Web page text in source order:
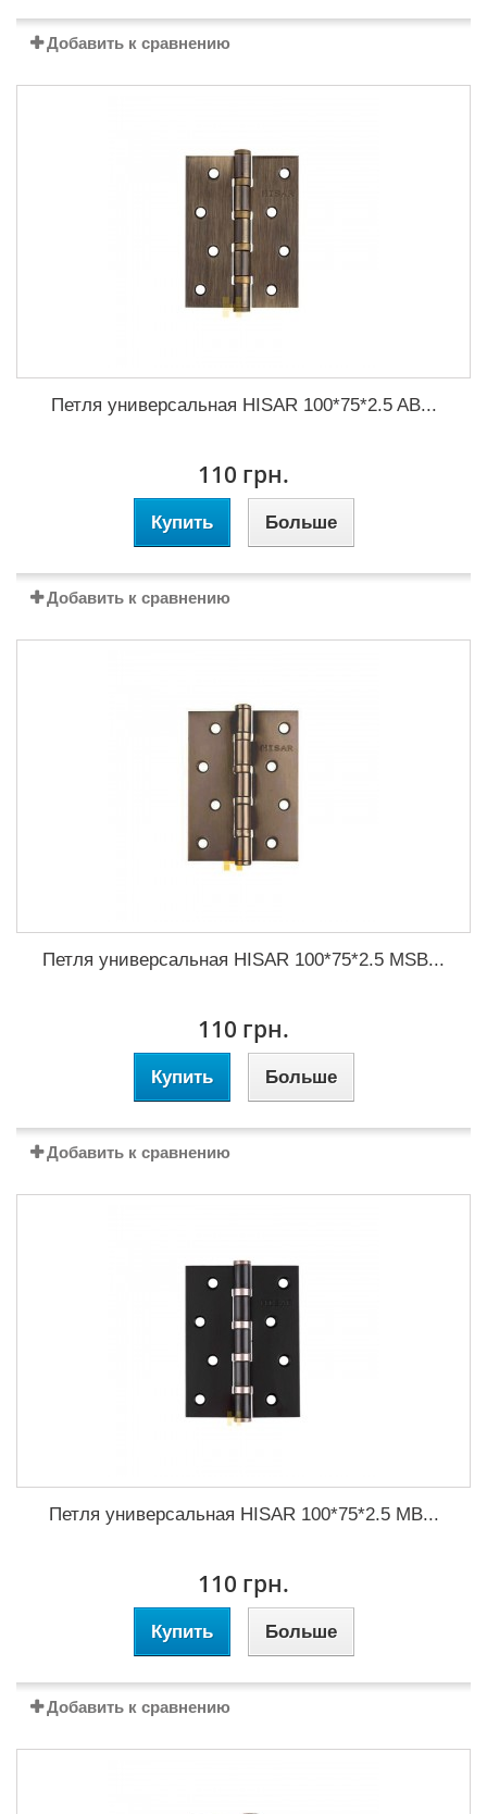
Добавить к сравнению
Петля универсальная HISAR 100*75*2.5 AB...
110 грн.
Купить Больше
Добавить к сравнению
Петля универсальная HISAR 100*75*2.5 MSB...
110 грн.
Купить Больше
Добавить к сравнению
Петля универсальная HISAR 100*75*2.5 MB...
110 грн.
Купить Больше
Добавить к сравнению